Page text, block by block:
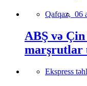
Qafqaz, 06
ABŞ və
marşrutlar
Ekspress